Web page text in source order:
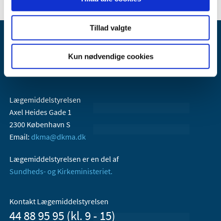
Tillad valgte
Kun nødvendige cookies
Lægemiddelstyrelsen
Axel Heides Gade 1
2300 København S
Email: dkma@dkma.dk
Lægemiddelstyrelsen er en del af
Sundheds- og Kirkeministeriet.
Kontakt Lægemiddelstyrelsen
44 88 95 95 (kl. 9 - 15)